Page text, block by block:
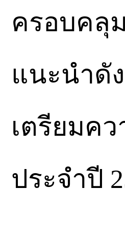
ครอบคลุ
แนะนำดั
เตรียมค
ประจำปี